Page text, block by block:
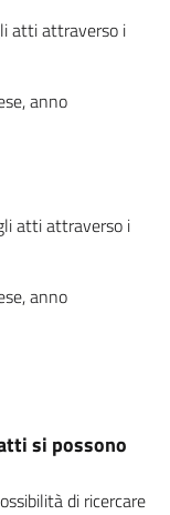
atti attraverso i
anno
atti attraverso i
anno
si possono
di ricercare